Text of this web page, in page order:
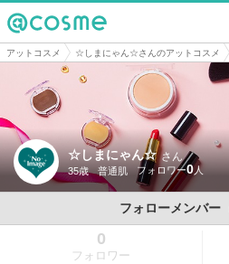
@cosme
アットコスメ ☆しまにゃん☆さんのアットコスメ
☆しまにゃん☆ さん
35歳 普通肌 0
フォローメンバー
0
フォロワー